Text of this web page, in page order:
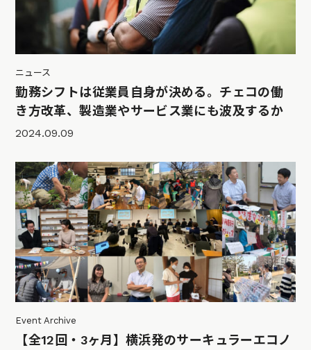
ニュース
勤務シフトは従業員自身が決める。チェコの働
き方改革、製造業やサービス業にも波及するか
2024.09.09
Event Archive
【全12回・3ヶ月】横浜発のサーキュラーエコノ